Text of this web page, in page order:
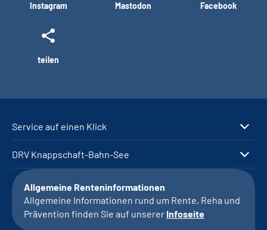
Instagram Mastodon Facebook
teilen
Service auf einen Klick
DRV Knappschaft-Bahn-See
Allgemeine Renteninformationen
Allgemeine Informationen rund um Rente, Reha und
Prävention finden Sie auf unserer Infoseite